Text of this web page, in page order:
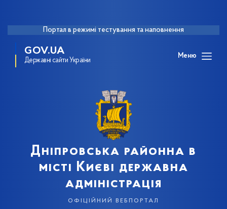
Портал в режимі тестування та наповнення
GOV.UA
Державні сайти України
Меню
Дніпровська районна в
місті Києві державна
адміністрація
офіційний вебпортал